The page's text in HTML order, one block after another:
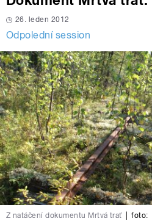
26. leden 2012
Odpolední session
Z natáčení dokumentu Mrtvá trať foto: